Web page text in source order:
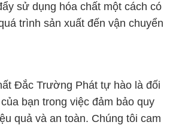
sử dụng hóa chất một cách có
trình sản xuất đến vận chuyển
Đắc Trường Phát tự hào là đối
bạn trong việc đảm bảo quy
quả và an toàn. Chúng tôi cam